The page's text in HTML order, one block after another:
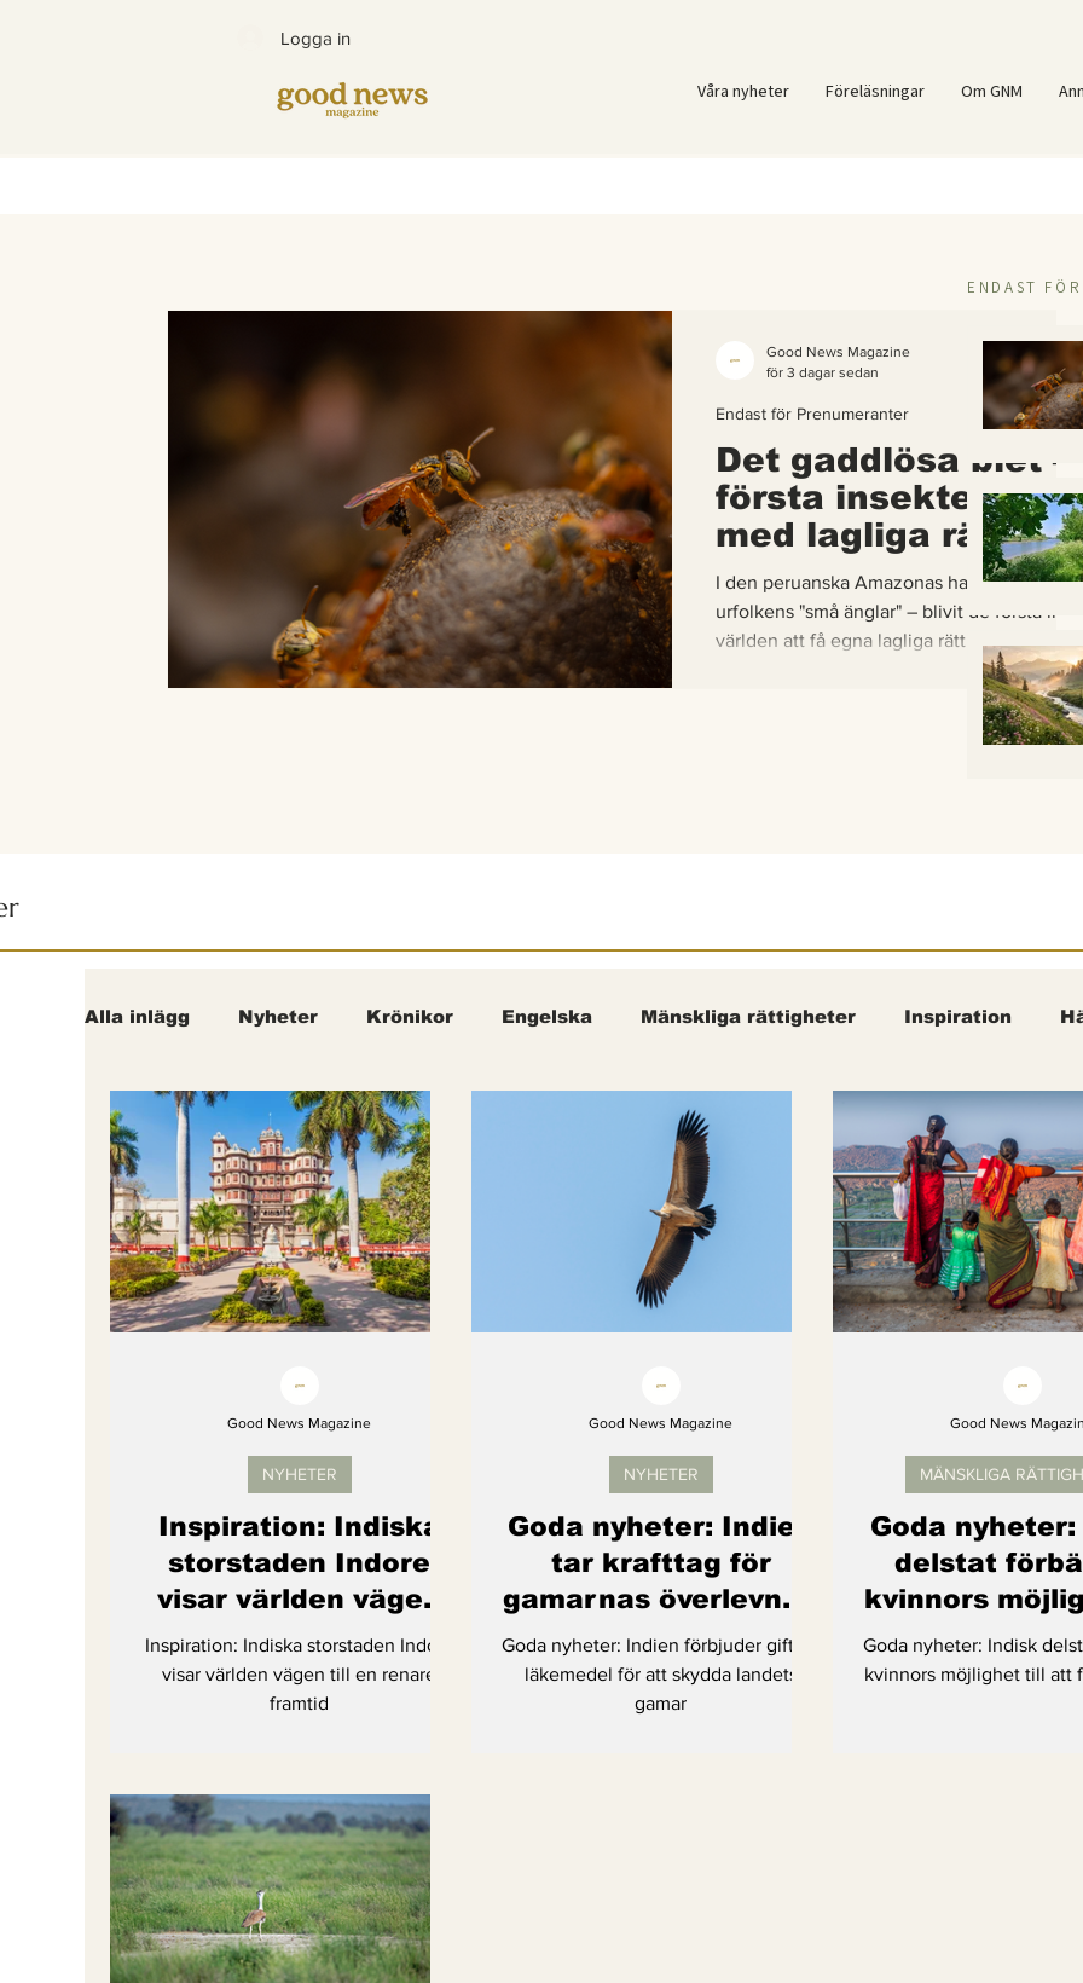
Logga in
Våra nyheter Föreläsningar Om GNM
Det gaddlösa biet –
första insekten i
med lagliga
I den peruanska Amazonas har de gaddlösa
urfolkens "små änglar" – blivit de första
världen att få egna lagliga rättigheter. En
om hur vetenskap, urfolkskunskap och
samman för att skydda regnskogens minsta
Endast för Prenumeranter
Good News Magazine
för 3 dagar sedan
ENDAST
Alla inlägg Nyheter Krönikor Engelska Mänskliga rättigheter Inspiration
Bättre värld Djurens rättigheter Kvinnors rättigheter Klimatmål Förnybar
fredligare värld Kände du till.... Erbjudanden Videoklipp Framsteg Arter
Endast för Prenumeranter
Inspiration: Indiska
storstaden Indore
visar världen vägen
till en renare framtid
Inspiration: Indiska storstaden Indore
visar världen vägen till en renare
framtid
NYHETER
Good News Magazine
Goda nyheter: Indien
tar krafttag för
gamarnas överlevnad
med nytt
läkemedelsförbud
Goda nyheter: Indien förbjuder giftiga
läkemedel för att skydda landets
gamar
NYHETER
Good News Magazine
Goda nyheter:
delstat
kvinnors
att få ett
Goda nyheter: Indisk
kvinnors möjlighet till att
MÄNSKLIGA
Good News